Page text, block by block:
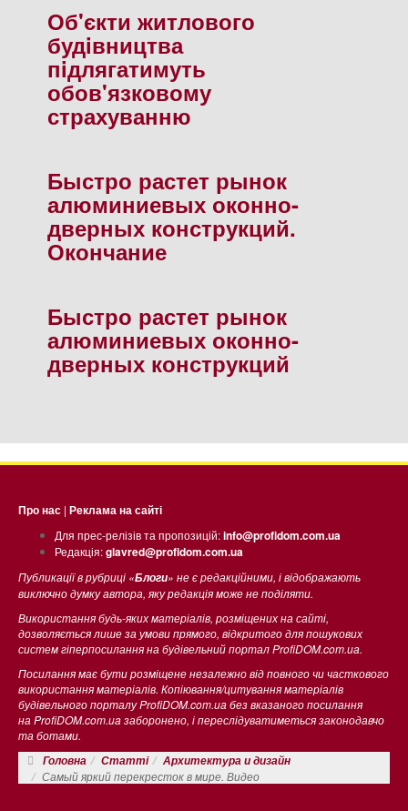
Об'єкти житлового
будiвництва
пiдлягатимуть
обов'язковому
страхуванню
Быстро растет рынок
алюминиевых оконно-
дверных конструкций.
Окончание
Быстро растет рынок
алюминиевых оконно-
дверных конструкций
Про нас | Реклама на сайті
Для прес-релізів та пропозицій:info@profidom.com.ua
Редакція:glavred@profidom.com.ua
Публикації в рубриці «Блоги» не є редакційними, і відображають
виключно думку автора, яку редакція може не поділяти.
Використання будь-яких матеріалів, розміщених на сайті,
дозволяється лише за умови прямого, відкритого для пошукових
систем гіперпосилання на будівельний портал ProfiDOM.com.ua.
Посилання має бути розміщене незалежно від повного чи часткового
використання матеріалів. Копіювання/цитування матеріалів
будівельного порталу ProfiDOM.com.ua без вказаного посилання
на ProfiDOM.com.ua заборонено, і переслідуватиметься законодавчо
та ботами.
Головна
Статті
Архитектура и дизайн
Самый яркий перекресток в мире. Видео